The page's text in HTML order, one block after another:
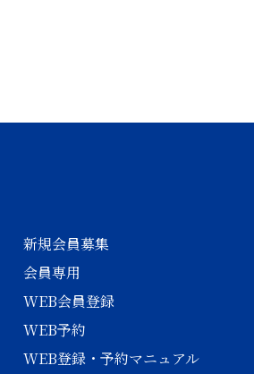
新規会員募集
会員専用
WEB会員登録
WEB予約
WEB登録・予約マニュアル